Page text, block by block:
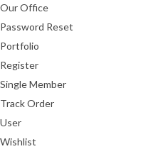
Our Office
Password Reset
Portfolio
Register
Single Member
Track Order
User
Wishlist